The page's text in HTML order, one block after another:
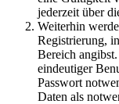
jederzeit über
Weiterhin
Registrierung,
Bereich
eindeutiger
Passwort
Daten als